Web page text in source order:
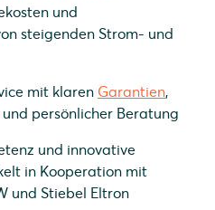
und
steigenden Strom- und
mit klaren Garantien,
persönlicher Beratung
und innovative
in Kooperation mit
und Stiebel Eltron